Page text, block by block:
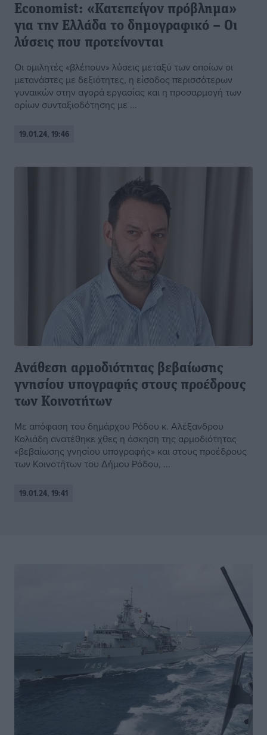
Economist: «Κατεπείγον πρόβλημα»
για την Ελλάδα το δημογραφικό – Οι
λύσεις που προτείνονται
Οι ομιλητές «βλέπουν» λύσεις μεταξύ των οποίων οι
μετανάστες με δεξιότητες, η είσοδος περισσότερων
γυναικών στην αγορά εργασίας και η προσαρμογή των
ορίων συνταξιοδότησης με ...
19.01.24, 19:46
Ανάθεση αρμοδιότητας βεβαίωσης
γνησίου υπογραφής στους προέδρους
των Κοινοτήτων
Με απόφαση του δημάρχου Ρόδου κ. Αλέξανδρου
Κολιάδη ανατέθηκε χθες η άσκηση της αρμοδιότητας
«βεβαίωσης γνησίου υπογραφής» και στους προέδρους
των Κοινοτήτων του Δήμου Ρόδου, ...
19.01.24, 19:41